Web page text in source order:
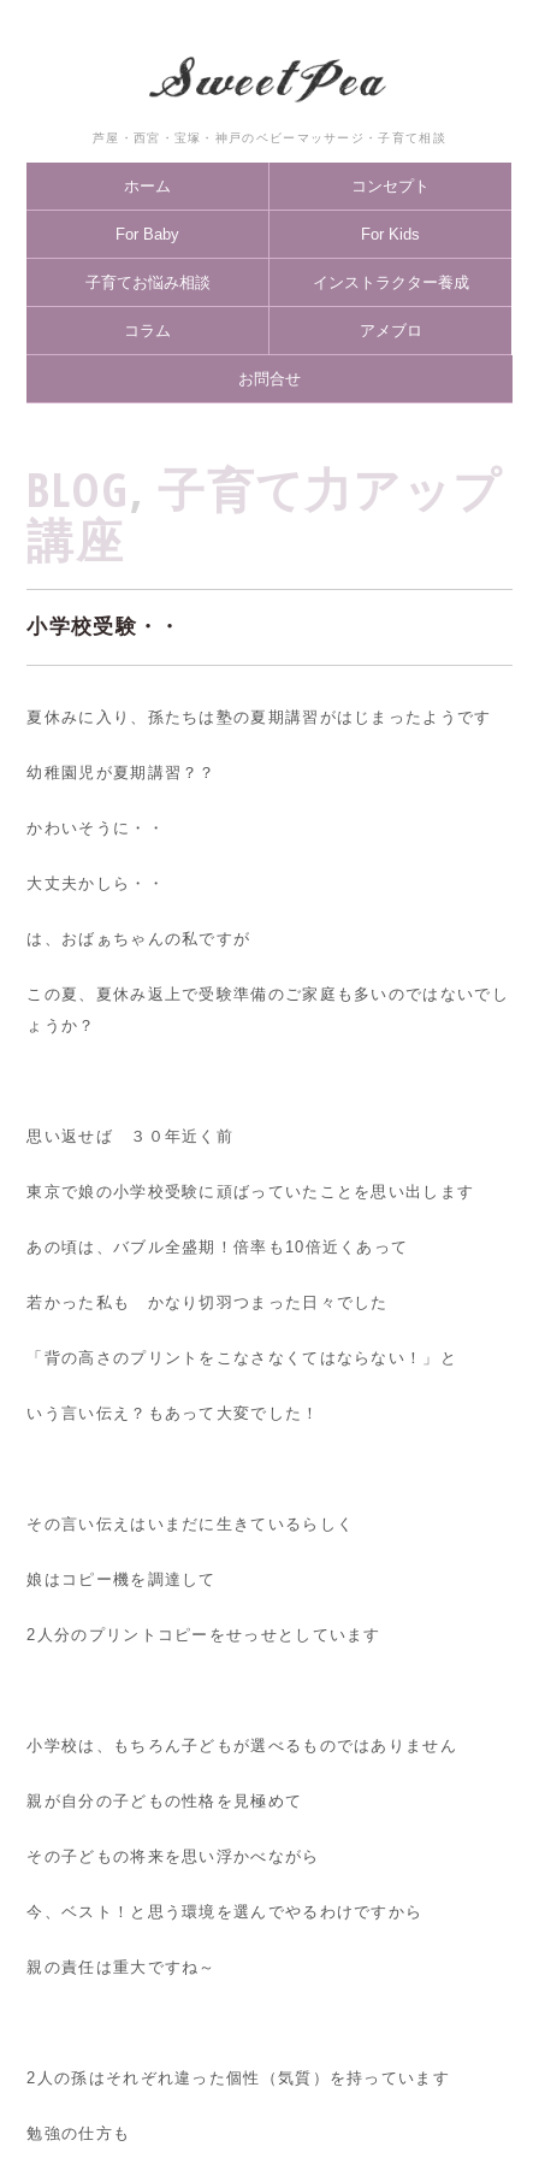
芦屋・西宮・宝塚・神戸のベビーマッサージ・子育て相談
ホーム コンセプト
For Baby For Kids
子育てお悩み相談 インストラクター養成
コラム アメブロ
お問合せ
BLOG, 子育て力アップ
講座
小学校受験・・
夏休みに入り、孫たちは塾の夏期講習がはじまったようです
幼稚園児が夏期講習？？
かわいそうに・・
大丈夫かしら・・
は、おばぁちゃんの私ですが
この夏、夏休み返上で受験準備のご家庭も多いのではないでし
ょうか？
思い返せば ３０年近く前
東京で娘の小学校受験に頑ばっていたことを思い出します
あの頃は、バブル全盛期！倍率も10倍近くあって
若かった私も かなり切羽つまった日々でした
「背の高さのプリントをこなさなくてはならない！」と
いう言い伝え？もあって大変でした！
その言い伝えはいまだに生きているらしく
娘はコピー機を調達して
2人分のプリントコピーをせっせとしています
小学校は、もちろん子どもが選べるものではありません
親が自分の子どもの性格を見極めて
その子どもの将来を思い浮かべながら
今、ベスト！と思う環境を選んでやるわけですから
親の責任は重大ですね～
2人の孫はそれぞれ違った個性（気質）を持っています
勉強の仕方も